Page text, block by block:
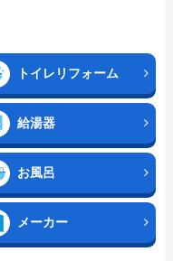
トイレリフォーム
給湯器
お風呂
メーカー